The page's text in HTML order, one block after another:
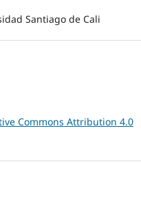
Santiago de Cali
Commons Attribution 4.0